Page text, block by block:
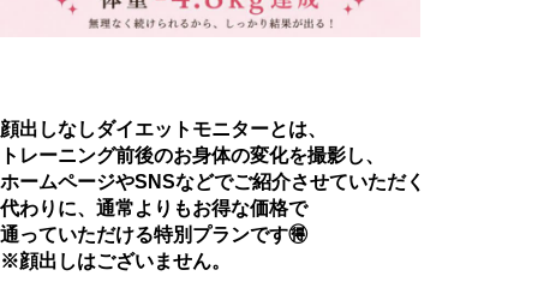
顔出しなしダイエットモニターとは、
トレーニング前後のお身体の変化を撮影し、
ホームページやSNSなどでご紹介させていただく
代わりに、通常よりもお得な価格で
通っていただける特別プランです🉐
※顔出しはございません。